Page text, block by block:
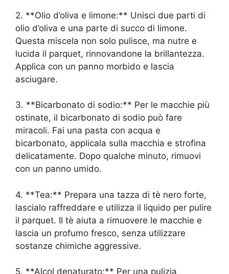
2. **Olio d’oliva e limone:** Unisci due parti di
olio d’oliva e una parte di succo di limone.
Questa miscela non solo pulisce, ma nutre e
lucida il parquet, rinnovandone la brillantezza.
Applica con un panno morbido e lascia
asciugare.
3. **Bicarbonato di sodio:** Per le macchie più
ostinate, il bicarbonato di sodio può fare
miracoli. Fai una pasta con acqua e
bicarbonato, applicala sulla macchia e strofina
delicatamente. Dopo qualche minuto, rimuovi
con un panno umido.
4. **Tea:** Prepara una tazza di tè nero forte,
lascialo raffreddare e utilizza il liquido per pulire
il parquet. Il tè aiuta a rimuovere le macchie e
lascia un profumo fresco, senza utilizzare
sostanze chimiche aggressive.
5. **Alcol denaturato:** Per una pulizia